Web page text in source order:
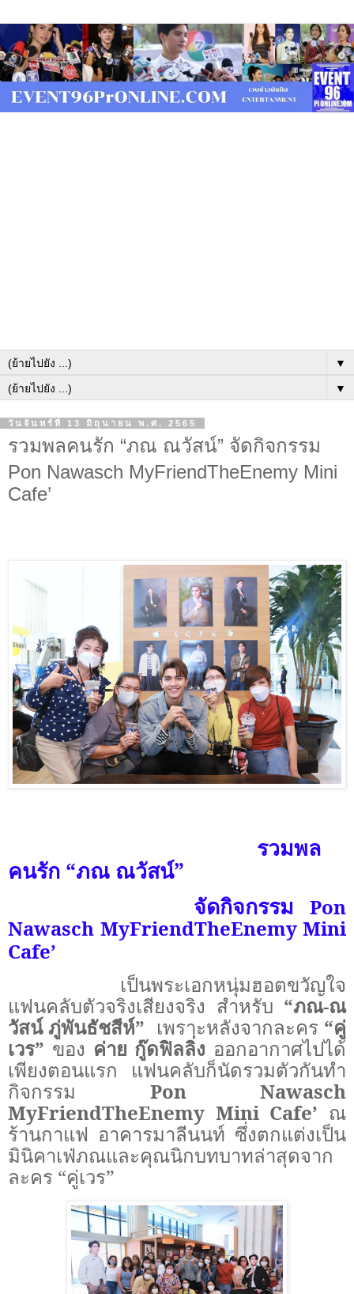
▼
▼
วันจันทร์ที่ 13 มิถุนายน พ.ศ. 2565
รวมพลคนรัก “ภณ ณวัสน์” จัดกิจกรรม
Pon Nawasch MyFriendTheEnemy Mini
Cafe’
รวมพล
คนรัก “ภณ ณวัสน์”
จัดกิจกรรม Pon
Nawasch MyFriendTheEnemy Mini
Cafe’
เป็นพระเอกหนุ่มฮอตขวัญใจ
แฟนคลับตัวจริงเสียงจริง สำหรับ “ภณ-ณ
วัสน์ ภู่พันธัชสีห์” เพราะหลังจากละคร “คู่
เวร” ของ ค่าย กู๊ดฟิลลิ่ง ออกอากาศไปได้
เพียงตอนแรก แฟนคลับก็นัดรวมตัวกันทำ
กิจกรรม Pon Nawasch
MyFriendTheEnemy Mini Cafe’ ณ
ร้านกาแฟ อาคารมาลีนนท์ ซึ่งตกแต่งเป็น
มินิคาเฟ่ภณและคุณนิกบทบาทล่าสุดจาก
ละคร “คู่เวร”